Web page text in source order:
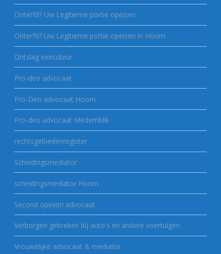
Onterfd? Uw Legitieme portie opeisen
Onterfd? Uw Legitieme portie opeisen in Hoorn
Ontslag executeur
Pro-deo advocaat
Pro-Deo advocaat Hoorn
Pro-deo advocaat Medemblik
rechtsgebiedenregister
Scheidingsmediator
scheidingsmediator Hoorn
Second opinion advocaat
Verborgen gebreken bij auto's en andere voertuigen
Vrouwelijke advocaat & mediator